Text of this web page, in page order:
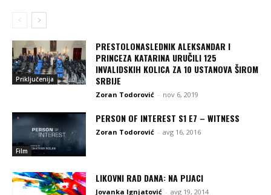
Priključenija
PRESTOLONASLEDNIK ALEKSANDAR I
PRINCEZA KATARINA URUČILI 125
INVALIDSKIH KOLICA ZA 10 USTANOVA ŠIROM
SRBIJE
Zoran Todorović - nov 6, 2019
Film
PERSON OF INTEREST S1 E7 – WITNESS
Zoran Todorović - avg 16, 2016
LIKOVNI RAD DANA: NA PIJACI
Jovanka Ignjatović - avg 19, 2014